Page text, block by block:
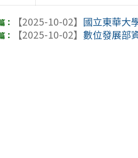
【2025-10-02】 國立東華大
【2025-10-02】數位發展部